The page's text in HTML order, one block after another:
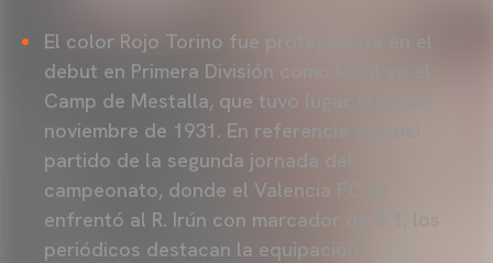
El color Rojo Torino fue protagonista en el
debut en Primera División como local en el
Camp de Mestalla, que tuvo lugar el 29 de
noviembre de 1931. En referencia a aquel
partido de la segunda jornada del
campeonato, donde el Valencia FC se
enfrentó al R. Irún con marcador de 5-1, los
periódicos destacan la equipación